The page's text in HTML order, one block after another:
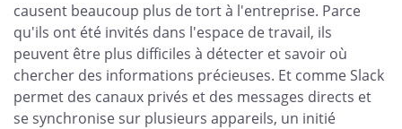
causent beaucoup plus de tort à l'entreprise. Parce
qu'ils ont été invités dans l'espace de travail, ils
peuvent être plus difficiles à détecter et savoir où
chercher des informations précieuses. Et comme Slack
permet des canaux privés et des messages directs et
se synchronise sur plusieurs appareils, un initié